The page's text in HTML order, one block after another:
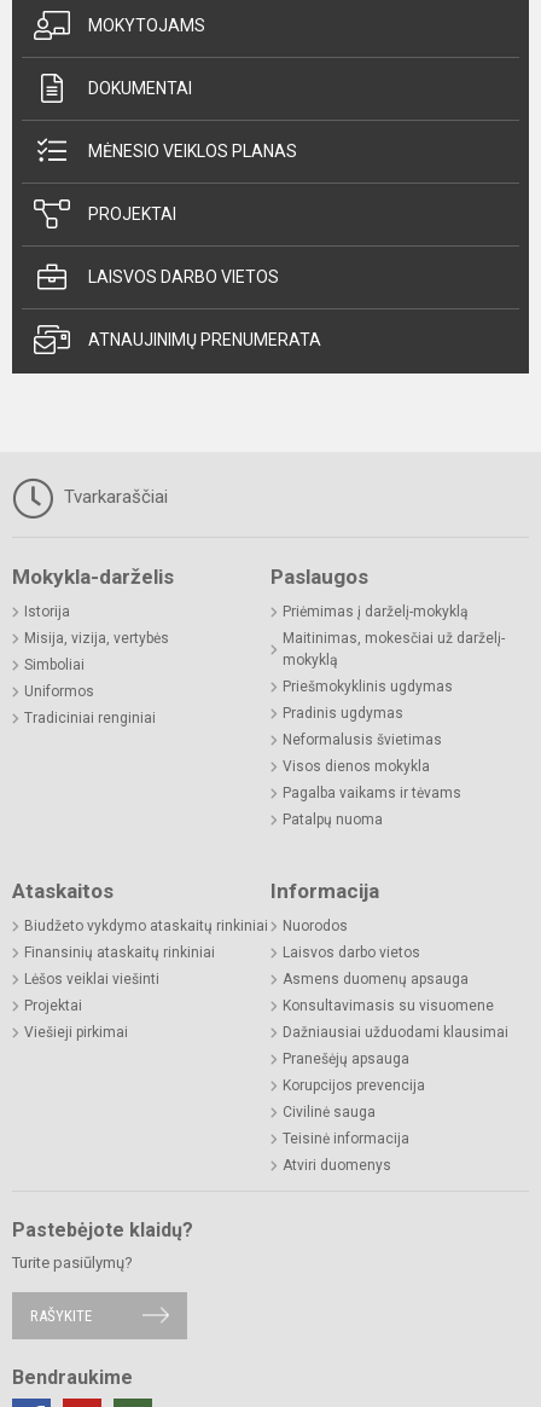
MOKYTOJAMS
DOKUMENTAI
MĖNESIO VEIKLOS PLANAS
PROJEKTAI
LAISVOS DARBO VIETOS
ATNAUJINIMŲ PRENUMERATA
Tvarkaraščiai
Mokykla-darželis
Istorija
Misija, vizija, vertybės
Simboliai
Uniformos
Tradiciniai renginiai
Paslaugos
Priėmimas į darželį-mokyklą
Maitinimas, mokesčiai už darželį-
mokyklą
Priešmokyklinis ugdymas
Pradinis ugdymas
Neformalusis švietimas
Visos dienos mokykla
Pagalba vaikams ir tėvams
Patalpų nuoma
Ataskaitos
Biudžeto vykdymo ataskaitų rinkiniai
Finansinių ataskaitų rinkiniai
Lėšos veiklai viešinti
Projektai
Viešieji pirkimai
Informacija
Nuorodos
Laisvos darbo vietos
Asmens duomenų apsauga
Konsultavimasis su visuomene
Dažniausiai užduodami klausimai
Pranešėjų apsauga
Korupcijos prevencija
Civilinė sauga
Teisinė informacija
Atviri duomenys
Pastebėjote klaidų?
Turite pasiūlymų?
RAŠYKITE
Bendraukime